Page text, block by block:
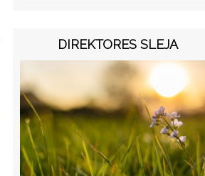
DIREKTORES SLEJA